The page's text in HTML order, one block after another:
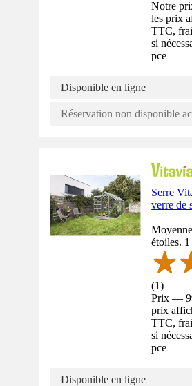
Notre
les prix
TTC,
si
pce
Disponible en ligne
Réservation non disponible
Serre
verre de
étoiles.
(1)
Prix —
prix
TTC,
si
pce
Disponible en ligne